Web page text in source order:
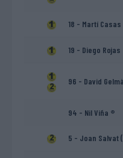
18 - Martí Casas
19 - Diego Rojas
96 - David Gelmà
94 - Nil Viña ®
5 - Joan Salvat